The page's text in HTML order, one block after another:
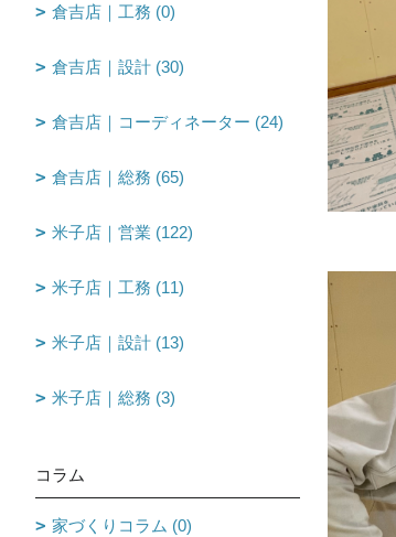
倉吉店｜工務 (0)
倉吉店｜設計 (30)
倉吉店｜コーディネーター (24)
倉吉店｜総務 (65)
米子店｜営業 (122)
米子店｜工務 (11)
米子店｜設計 (13)
米子店｜総務 (3)
コラム
家づくりコラム (0)